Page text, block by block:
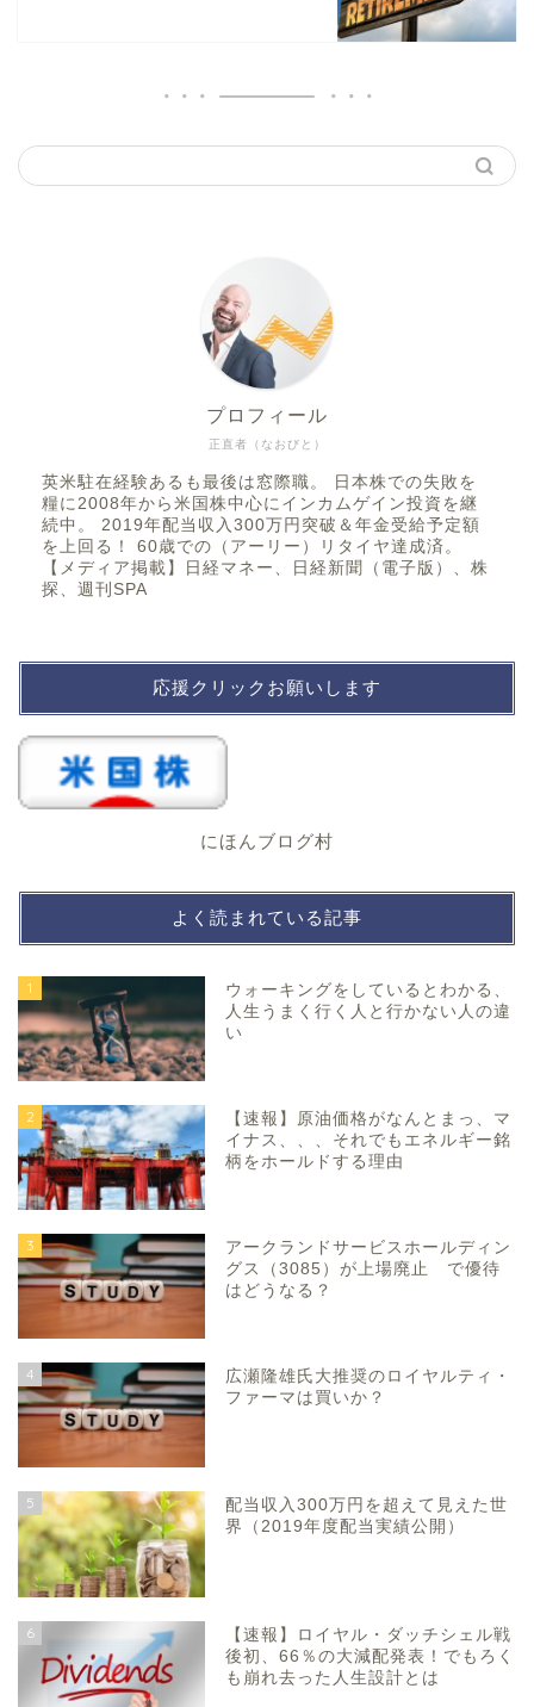
正直者（なおびと）
プロフィール
英米駐在経験あるも最後は窓際職。 日本株での失敗を
糧に2008年から米国株中心にインカムゲイン投資を継
続中。 2019年配当収入300万円突破＆年金受給予定額
を上回る！ 60歳での（アーリー）リタイヤ達成済。
【メディア掲載】日経マネー、日経新聞（電子版）、株
探、週刊SPA
応援クリックお願いします
にほんブログ村
よく読まれている記事
1
ウォーキングをしているとわかる、
人生うまく行く人と行かない人の違
い
2
【速報】原油価格がなんとまっ、マ
イナス、、、それでもエネルギー銘
柄をホールドする理由
3
アークランドサービスホールディン
グス（3085）が上場廃止 で優待
はどうなる？
4
広瀬隆雄氏大推奨のロイヤルティ・
ファーマは買いか？
5
配当収入300万円を超えて見えた世
界（2019年度配当実績公開）
6
【速報】ロイヤル・ダッチシェル戦
後初、66％の大減配発表！でもろく
も崩れ去った人生設計とは